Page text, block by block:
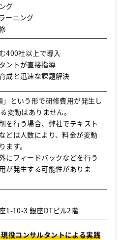
グ
ーニング
400社以上で導入
ントが直接指導
成と迅速な課題解決
」という形で研修費用が発生し
変動はありません。
を行う場合、弊社でテキスト
どは人数により、料金が変動
ます。
にフィードバックなどを行う
が発生する可能性がありま
1-10-3 銀座DTビル2階
役コンサルタントによる実践